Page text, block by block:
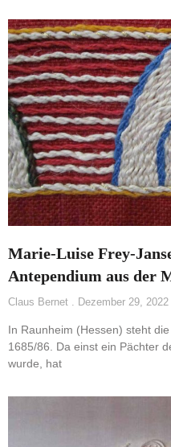
Marie-Luise Frey-
Antependium aus der
Claus Bernet Dezember 29, 2022
In Raunheim (Hessen) steht
1685/86. Da einst ein Pächter
wurde, hat